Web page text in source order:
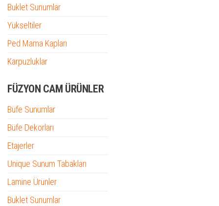
Buklet Sunumlar
Yükseltiler
Ped Mama Kapları
Karpuzluklar
FÜZYON CAM ÜRÜNLER
Büfe Sunumlar
Büfe Dekorları
Etajerler
Unique Sunum Tabakları
Lamine Ürünler
Buklet Sunumlar